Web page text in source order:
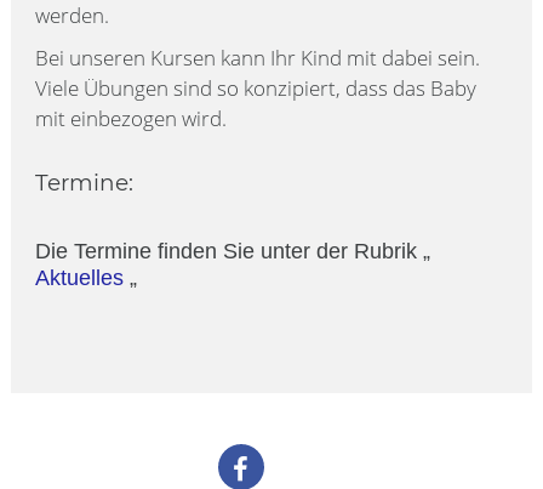
werden.
Bei unseren Kursen kann Ihr Kind mit dabei sein.
Viele Übungen sind so konzipiert, dass das Baby
mit einbezogen wird.
Termine:
Die Termine finden Sie unter der Rubrik „
Aktuelles „